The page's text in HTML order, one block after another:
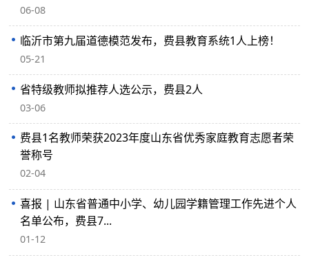
06-08
临沂市第九届道德模范发布，费县教育系统1人上榜！
05-21
省特级教师拟推荐人选公示，费县2人
03-06
费县1名教师荣获2023年度山东省优秀家庭教育志愿者荣
誉称号
02-04
喜报 | 山东省普通中小学、幼儿园学籍管理工作先进个人
名单公布，费县7...
01-12